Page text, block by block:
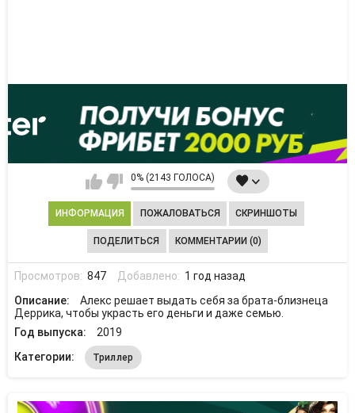
0% (2143 ГОЛОСА)
ИНФОРМАЦИЯ ПОЖАЛОВАТЬСЯ СКРИНШОТЫ
ПОДЕЛИТЬСЯ КОММЕНТАРИИ (0)
Просмотров: 847 Добавлено: 1 год назад
Описание:
Алекс решает выдать себя за брата-близнеца
Деррика, чтобы украсть его деньги и даже семью.
Год выпуска:
2019
Категории:
Триллер